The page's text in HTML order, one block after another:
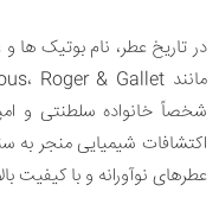
در تاریخ عطر، نام بوتیک
شخصاً خانواده سلطنتی و
اکتشافات شیمیایی منجر به
عطرهای نوآورانه و با کیفیت